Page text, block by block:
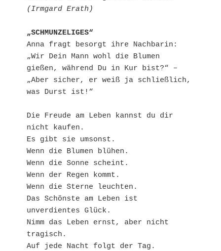
(Irmgard Erath)
„SCHMUNZELIGES“
Anna fragt besorgt ihre Nachbarin:
„Wir Dein Mann wohl die Blumen
gießen, während Du in Kur bist?“ –
„Aber sicher, er weiß ja schließlich,
was Durst ist!“
Die Freude am Leben kannst du dir
nicht kaufen.
Es gibt sie umsonst.
Wenn die Blumen blühen.
Wenn die Sonne scheint.
Wenn der Regen kommt.
Wenn die Sterne leuchten.
Das Schönste am Leben ist
unverdientes Glück.
Nimm das Leben ernst, aber nicht
tragisch.
Auf jede Nacht folgt der Tag.